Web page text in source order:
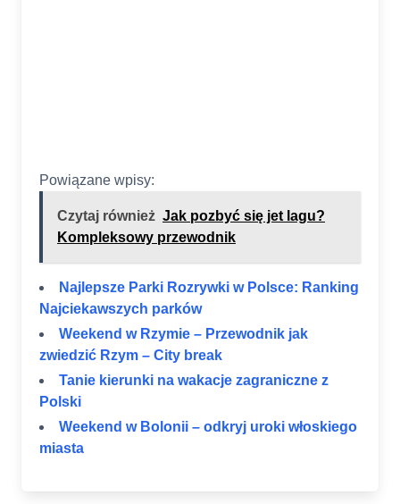
Powiązane wpisy:
Czytaj również Jak pozbyć się jet lagu?
Kompleksowy przewodnik
Najlepsze Parki Rozrywki w Polsce: Ranking
Najciekawszych parków
Weekend w Rzymie – Przewodnik jak
zwiedzić Rzym – City break
Tanie kierunki na wakacje zagraniczne z
Polski
Weekend w Bolonii – odkryj uroki włoskiego
miasta